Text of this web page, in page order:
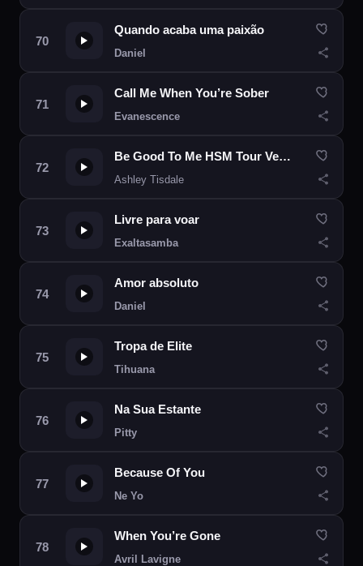
Quando acaba uma paixão
Daniel
Call Me When You’re Sober
Evanescence
Be Good To Me HSM Tour Venue
Ashley Tisdale
Livre para voar
Exaltasamba
Amor absoluto
Daniel
Tropa de Elite
Tihuana
Na Sua Estante
Pitty
Because Of You
Ne Yo
When You’re Gone
Avril Lavigne